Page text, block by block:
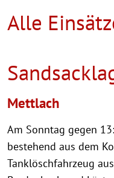
Alle
Mettlach
Am Sonntag gegen
bestehend aus dem
Tanklöschfahrzeug